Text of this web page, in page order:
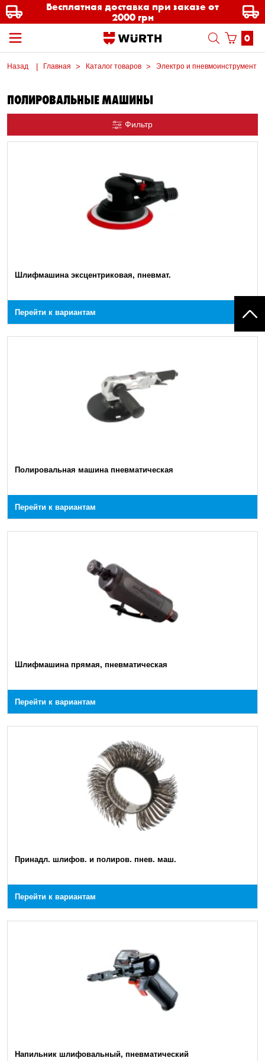
Бесплатная доставка при заказе от
2000 грн
0
Назад Главная Каталог товаров Электро и пневмоинструмент
ПОЛИРОВАЛЬНЫЕ МАШИНЫ
Фильтр
Шлифмашина эксцентриковая, пневмат.
Перейти к вариантам
Полировальная машина пневматическая
Перейти к вариантам
Шлифмашина прямая, пневматическая
Перейти к вариантам
Принадл. шлифов. и полиров. пнев. маш.
Перейти к вариантам
Напильник шлифовальный, пневматический